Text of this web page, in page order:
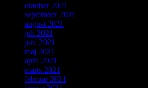
oktober 2021
september 2021
august 2021
juli 2021
juni 2021
maj 2021
april 2021
marts 2021
februar 2021